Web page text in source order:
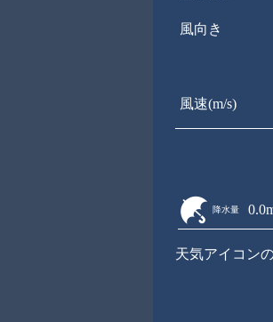
風向き
風速(m/s)
降水量
天気アイコン